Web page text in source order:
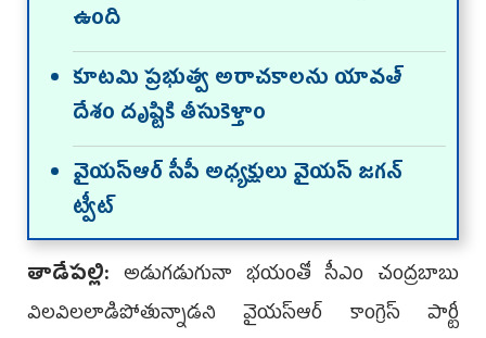
ఉంది
కూట‌మి ప్ర‌భుత్వ అరాచ‌కాల‌ను యావ‌త్
దేశం దృష్టికి తీసుకెళ్తాం
వైయస్ఆర్ సీపీ అధ్య‌క్షులు వైయ‌స్ జ‌గ‌న్
ట్వీట్‌
తాడేప‌ల్లి: అడుగడుగునా భయంతో సీఎం చంద్రబాబు
విలవిలలాడిపోతున్నాడని వైయ‌స్ఆర్ కాంగ్రెస్ పార్టీ